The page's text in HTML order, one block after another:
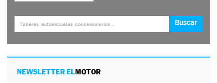
NEWSLETTER ELMOTOR